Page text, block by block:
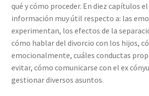
qué y cómo proceder. En diez capítulos
información muy útil respecto a: las
experimentan, los efectos de la
cómo hablar del divorcio con los hijos,
emocionalmente, cuáles conductas
evitar, cómo comunicarse con el ex
gestionar diversos asuntos.